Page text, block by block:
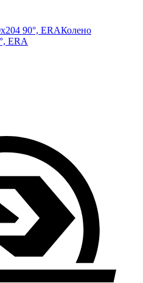
90°, ERAКолено
ERA